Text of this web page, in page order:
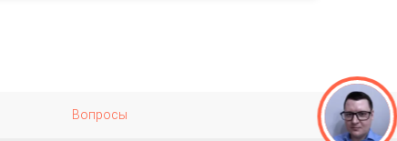
Вопросы